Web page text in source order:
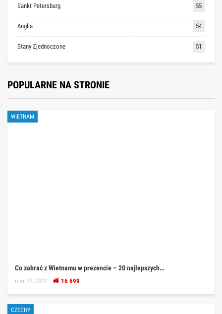
Sankt Petersburg 55
Anglia 54
Stany Zjednoczone 51
POPULARNE NA STRONIE
WIETNAM
Co zabrać z Wietnamu w prezencie – 20 najlepszych…
mar 22, 2022 16 699
CZECHY